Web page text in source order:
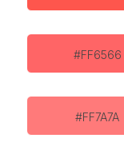
#FF6566
#FF7A7A